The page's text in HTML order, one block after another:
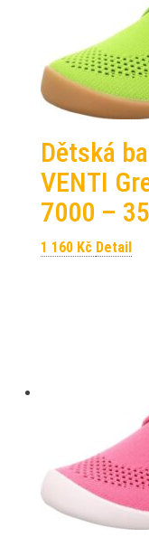
Dětská
VENTI
7000 – 35
1 160 Kč Detail